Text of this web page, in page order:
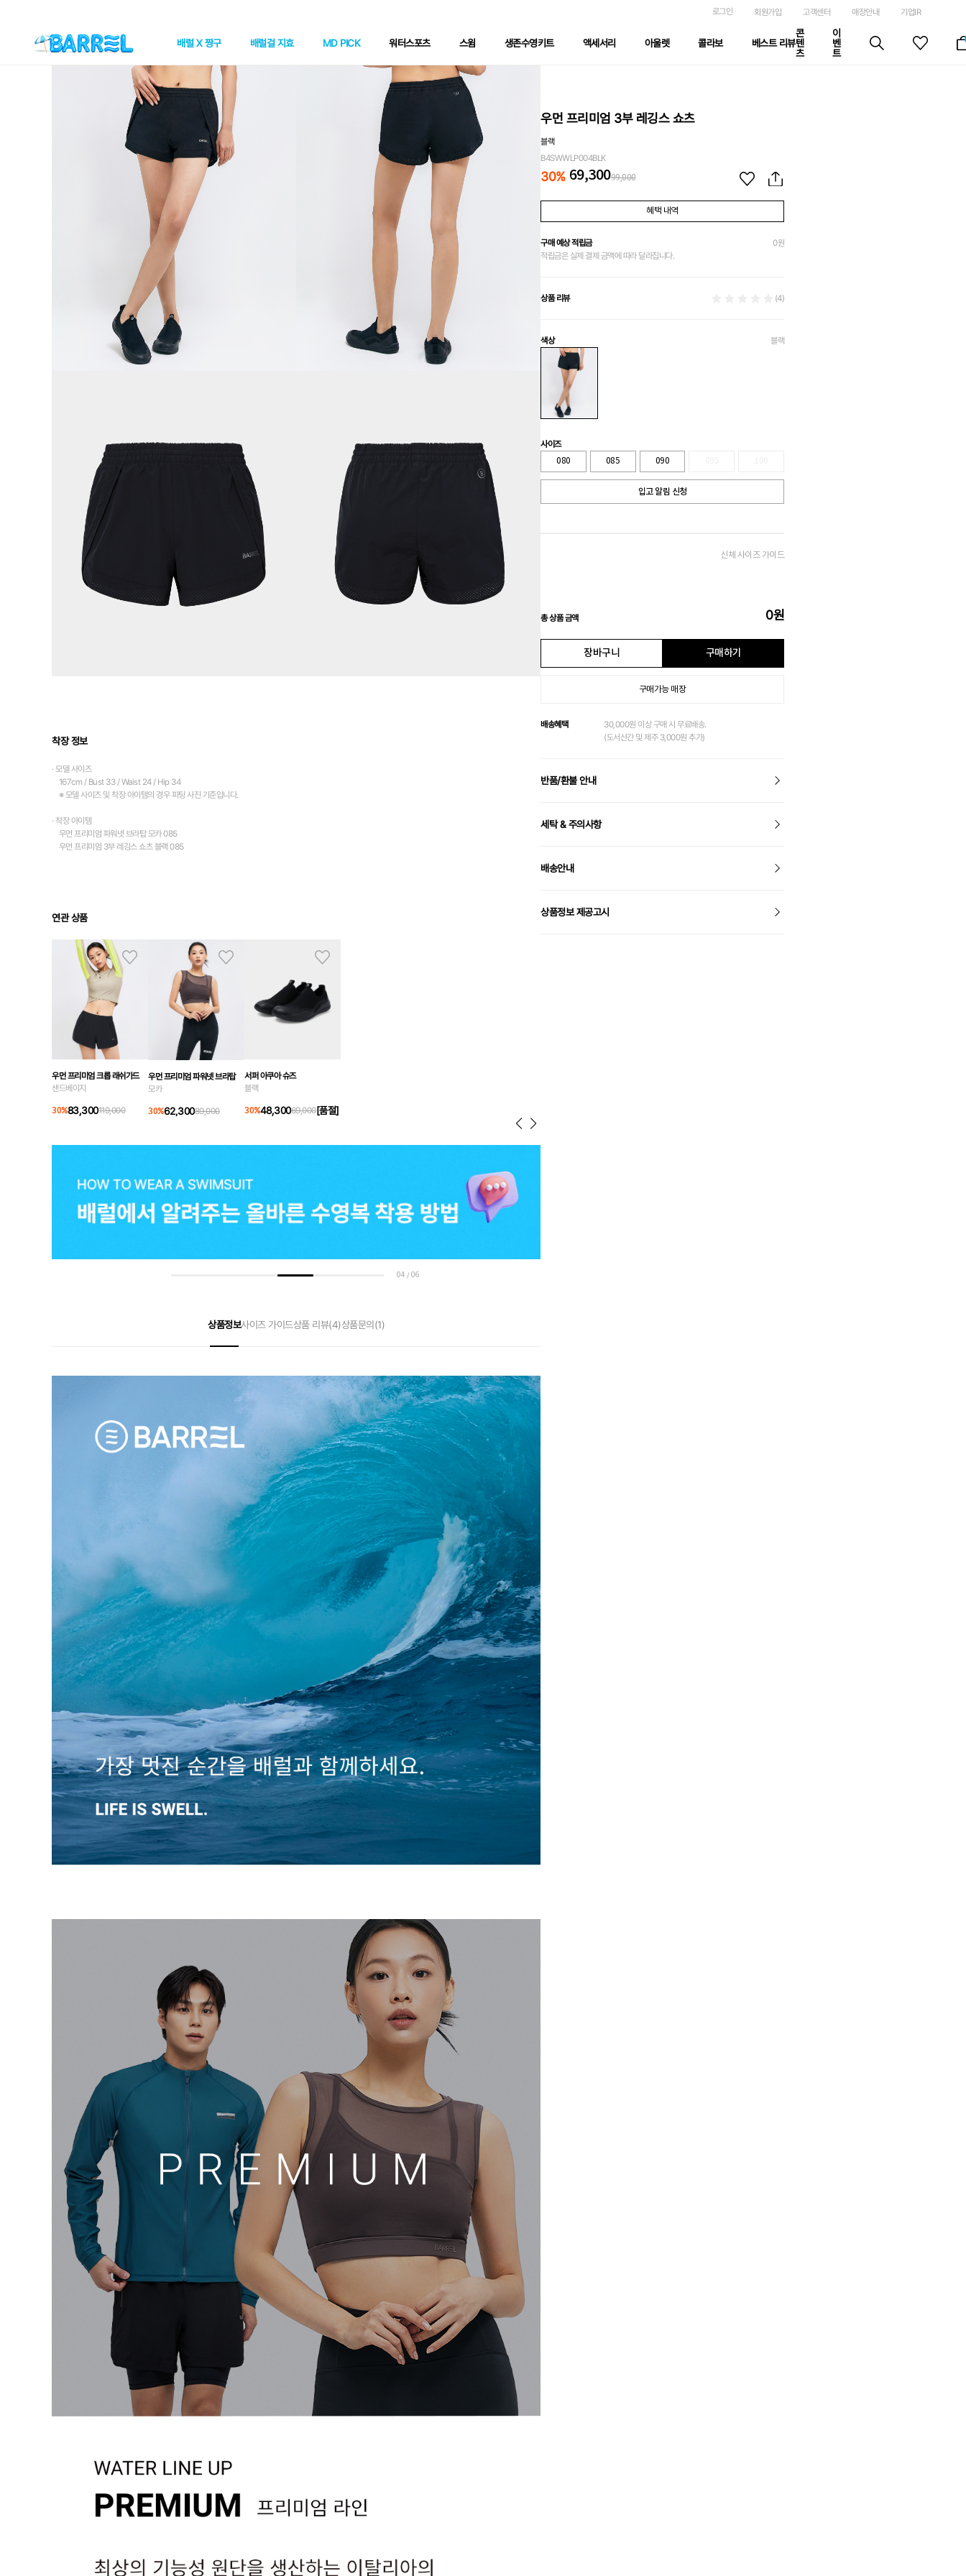
로그인 회원가입 고객센터 매장안내 기업IR
배럴 X 짱구 배럴걸 지효 MD PICK 워터스포츠 스윔 생존수영키트 액세서리 아울렛 콜라보 베스트 리뷰
콘
텐
츠
이
벤
트
착장 정보
· 모델 사이즈
167cm / Bust 33 / Waist 24 / Hip 34
※ 모델 사이즈 및 착장 아이템의 경우 피팅 사진 기준입니다.
· 착장 아이템
우먼 프리미엄 파워넷 브라탑 모카 085
우먼 프리미엄 3부 레깅스 쇼츠 블랙 085
연관 상품
우먼 프리미엄 크롭 래쉬가드
샌드베이지
30%83,300119,000
우먼 프리미엄 파워넷 브라탑
모카
30%62,30089,000
서퍼 아쿠아 슈즈
블랙
30%48,30069,000[품절]
05 / 06
상품정보사이즈 가이드상품 리뷰(4)상품문의 (1)
우먼 프리미엄 3부 레깅스 쇼츠
블랙
B4SWWLP004BLK
30% 69,30099,000
혜택 내역
구매 예상 적립금
적립금은 실제 결제 금액에 따라 달라집니다.
0원
상품 리뷰 (4)
색상 블랙
사이즈
080 085 090
입고 알림 신청
신체 사이즈 가이드
총 상품 금액 0원
장바구니 구매하기
구매가능 매장
배송혜택
30,000원 이상 구매 시 무료배송.
(도서산간 및 제주 3,000원 추가)
반품/환불 안내
세탁 & 주의사항
배송안내
상품정보 제공고시